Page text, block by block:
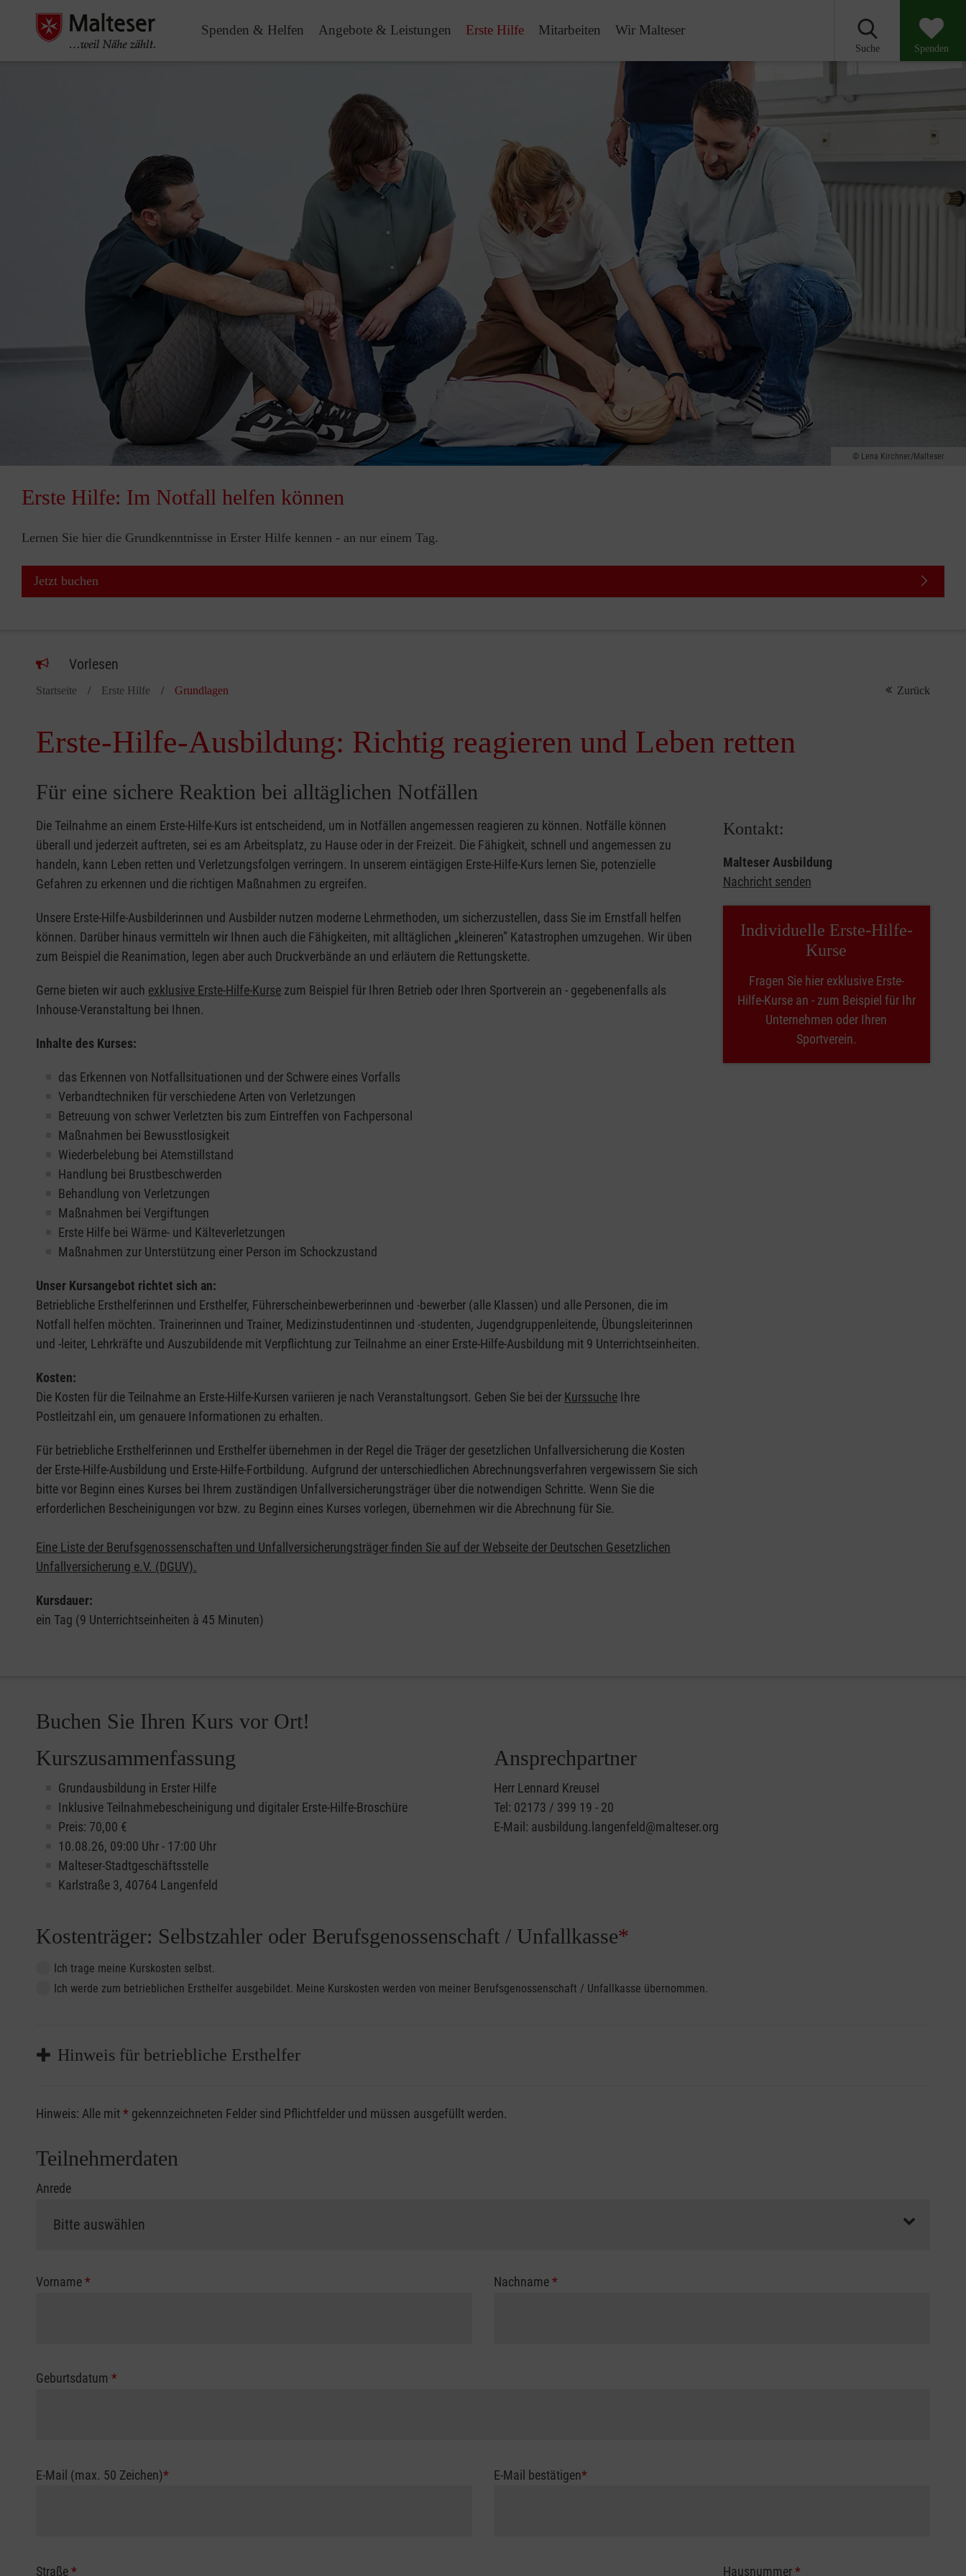
Spenden & Helfen Angebote & Leistungen Erste Hilfe Mitarbeiten Wir Malteser
Suche Spenden
Lena Kirchner/Malteser
Erste Hilfe: Im Notfall helfen können
Lernen Sie hier die Grundkenntnisse in Erster Hilfe kennen - an nur einem Tag.
Jetzt buchen
Vorlesen
Startseite Erste Hilfe Grundlagen Zurück
Erste-Hilfe-Ausbildung: Richtig reagieren und Leben retten
Für eine sichere Reaktion bei alltäglichen Notfällen
Die Teilnahme an einem Erste-Hilfe-Kurs ist entscheidend, um in Notfällen angemessen reagieren zu können. Notfälle können
überall und jederzeit auftreten, sei es am Arbeitsplatz, zu Hause oder in der Freizeit. Die Fähigkeit, schnell und angemessen zu
handeln, kann Leben retten und Verletzungsfolgen verringern. In unserem eintägigen Erste-Hilfe-Kurs lernen Sie, potenzielle
Gefahren zu erkennen und die richtigen Maßnahmen zu ergreifen.
Unsere Erste-Hilfe-Ausbilderinnen und Ausbilder nutzen moderne Lehrmethoden, um sicherzustellen, dass Sie im Ernstfall helfen
können. Darüber hinaus vermitteln wir Ihnen auch die Fähigkeiten, mit alltäglichen „kleineren” Katastrophen umzugehen. Wir üben
zum Beispiel die Reanimation, legen aber auch Druckverbände an und erläutern die Rettungskette.
Gerne bieten wir auch exklusive Erste-Hilfe-Kurse zum Beispiel für Ihren Betrieb oder Ihren Sportverein an - gegebenenfalls als
Inhouse-Veranstaltung bei Ihnen.
Inhalte des Kurses:
das Erkennen von Notfallsituationen und der Schwere eines Vorfalls
Verbandtechniken für verschiedene Arten von Verletzungen
Betreuung von schwer Verletzten bis zum Eintreffen von Fachpersonal
Maßnahmen bei Bewusstlosigkeit
Wiederbelebung bei Atemstillstand
Handlung bei Brustbeschwerden
Behandlung von Verletzungen
Maßnahmen bei Vergiftungen
Erste Hilfe bei Wärme- und Kälteverletzungen
Maßnahmen zur Unterstützung einer Person im Schockzustand
Unser Kursangebot richtet sich an:
Betriebliche Ersthelferinnen und Ersthelfer, Führerscheinbewerberinnen und -bewerber (alle Klassen) und alle Personen, die im
Notfall helfen möchten. Trainerinnen und Trainer, Medizinstudentinnen und -studenten, Jugendgruppenleitende, Übungsleiterinnen
und -leiter, Lehrkräfte und Auszubildende mit Verpflichtung zur Teilnahme an einer Erste-Hilfe-Ausbildung mit 9 Unterrichtseinheiten.
Kosten:
Die Kosten für die Teilnahme an Erste-Hilfe-Kursen variieren je nach Veranstaltungsort. Geben Sie bei der Kurssuche Ihre
Postleitzahl ein, um genauere Informationen zu erhalten.
Für betriebliche Ersthelferinnen und Ersthelfer übernehmen in der Regel die Träger der gesetzlichen Unfallversicherung die Kosten
der Erste-Hilfe-Ausbildung und Erste-Hilfe-Fortbildung. Aufgrund der unterschiedlichen Abrechnungsverfahren vergewissern Sie sich
bitte vor Beginn eines Kurses bei Ihrem zuständigen Unfallversicherungsträger über die notwendigen Schritte. Wenn Sie die
erforderlichen Bescheinigungen vor bzw. zu Beginn eines Kurses vorlegen, übernehmen wir die Abrechnung für Sie.
Eine Liste der Berufsgenossenschaften und Unfallversicherungsträger finden Sie auf der Webseite der Deutschen Gesetzlichen
Unfallversicherung e.V. (DGUV).
Kursdauer:
ein Tag (9 Unterrichtseinheiten à 45 Minuten)
Kontakt:
Malteser Ausbildung
Nachricht senden
Individuelle Erste-Hilfe-
Kurse
Fragen Sie hier exklusive Erste-
Hilfe-Kurse an - zum Beispiel für Ihr
Unternehmen oder Ihren
Sportverein.
Buchen Sie Ihren Kurs vor Ort!
Kurszusammenfassung
Grundausbildung in Erster Hilfe
Inklusive Teilnahmebescheinigung und digitaler Erste-Hilfe-Broschüre
Preis: 70,00 €
10.08.26, 09:00 Uhr - 17:00 Uhr
Malteser-Stadtgeschäftsstelle
Karlstraße 3, 40764 Langenfeld
Ansprechpartner
Herr Lennard Kreusel
Tel: 02173 / 399 19 - 20
E-Mail: ausbildung.langenfeld@malteser.org
Kostenträger: Selbstzahler oder Berufsgenossenschaft / Unfallkasse*
Ich trage meine Kurskosten selbst.
Ich werde zum betrieblichen Ersthelfer ausgebildet. Meine Kurskosten werden von meiner Berufsgenossenschaft / Unfallkasse übernommen.
Hinweis für betriebliche Ersthelfer
Sofern Sie ein Kostenübernahmeverfahren Ihrer Berufsgenossenschaft / Unfallkasse nutzen, beachten Sie bitte, dass die Abrechnungsunterlagen spätestens zu Kursbeginn
vorliegen müssen. Andernfalls erfolgt eine Abrechnung der vollen Kursgebühr als Selbstzahler.
Hinweis: Alle mit* gekennzeichneten Felder sind Pflichtfelder und müssen ausgefüllt werden.
Teilnehmerdaten
Anrede
Vorname* Nachname*
Geburtsdatum *
E-Mail (max. 50 Zeichen)* E-Mail bestätigen*
Straße* Hausnummer*